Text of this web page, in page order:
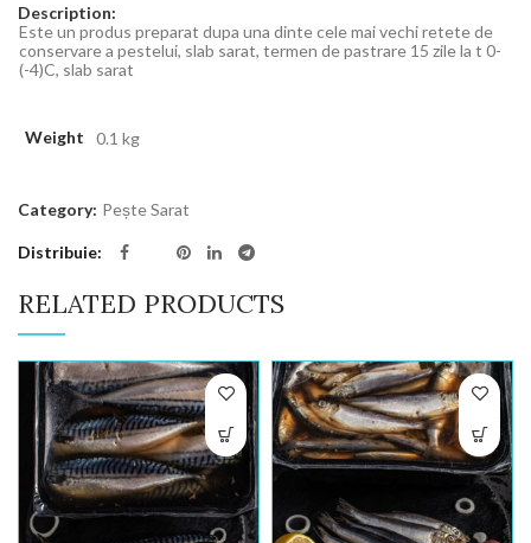
Description:
Este un produs preparat dupa una dinte cele mai vechi retete de
conservare a pestelui, slab sarat, termen de pastrare 15 zile la t 0-
(-4)C, slab sarat
Weight 0.1 kg
Category: Pește Sarat
Distribuie
RELATED PRODUCTS